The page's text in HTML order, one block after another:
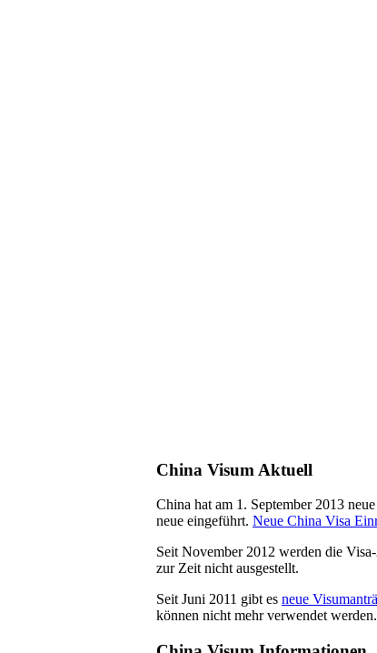
China Visum Aktuell
China hat am 1. September 2013
neue eingeführt. Neue China Visa
Seit November 2012 werden die
zur Zeit nicht ausgestellt.
Seit Juni 2011 gibt es neue
können nicht mehr verwendet werden.